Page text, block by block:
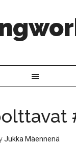
Jukka Mäennenä